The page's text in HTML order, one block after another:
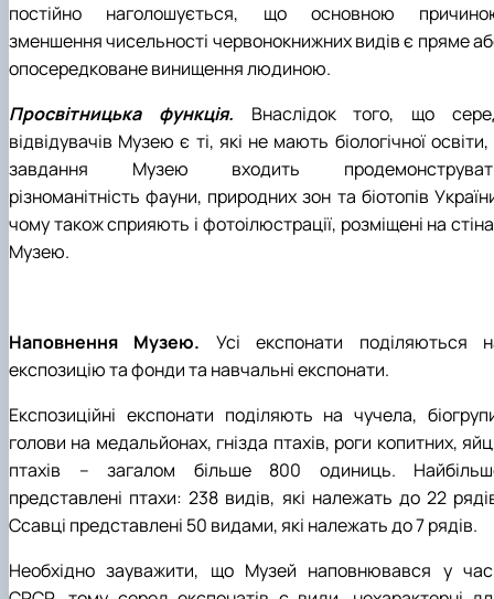
постійно наголошується, що основною
зменшення чисельності червонокнижних видів є пряме
опосередковане винищення людиною.
Просвітницька функція. Внаслідок того, що
відвідувачів Музею є ті, які не мають біологічної освіти,
завдання Музею входить
різноманітність фауни, природних зон та біотопів
чому також сприяють і фотоілюстрації, розміщені на
Музею.
Наповнення Музею. Усі експонати поділяються
експозицію та фонди та навчальні експонати.
Експозиційні експонати поділяють на чучела,
голови на медальйонах, гнізда птахів, роги копитних,
птахів – загалом більше 800 одиниць.
представлені птахи: 238 видів, які належать до 22
Ссавці представлені 50 видами, які належать до 7 рядів.
Необхідно зауважити, що Музей наповнювався у